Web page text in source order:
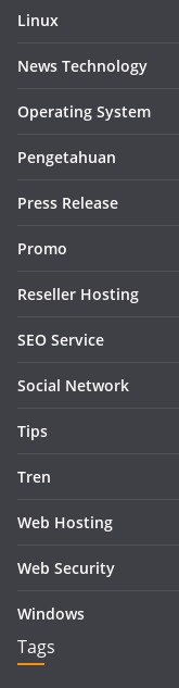
Linux
News Technology
Operating System
Pengetahuan
Press Release
Promo
Reseller Hosting
SEO Service
Social Network
Tips
Tren
Web Hosting
Web Security
Windows
Tags